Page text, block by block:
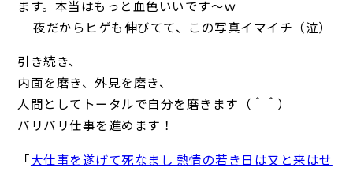
ます。本当はもっと血色いいです～ｗ
夜だからヒゲも伸びてて、この写真イマイチ（泣）
引き続き、
内面を磨き、外見を磨き、
人間としてトータルで自分を磨きます（＾＾）
バリバリ仕事を進めます！
「大仕事を遂げて死なまし 熱情の若き日は又と来はせ